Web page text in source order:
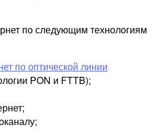
по следующим технологиям
по оптической линии
PON и FTTB);